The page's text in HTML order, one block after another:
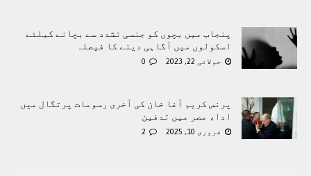
پنجاب میں بچوں کو جنسی تشدد سے بچانے کیلئے
اسکولوں میں آگاہی دینے کا فیصلہ
جولائی 22, 2023 0
پرنس کریم آغا خان کی آخری رسومات پرتگال میں
ادا، مصر میں تدفین
فروری 10, 2025 2